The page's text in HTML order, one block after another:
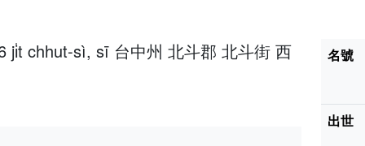
chhut-sì, sī 台中州 北斗郡 北斗街 西 名號
出世